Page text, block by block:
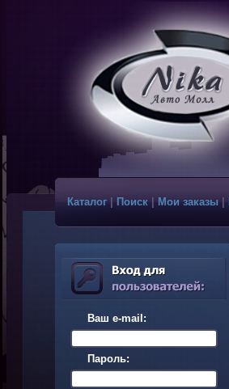
Каталог Поиск|Мои заказы|
Ваш e-mail:
Пароль: